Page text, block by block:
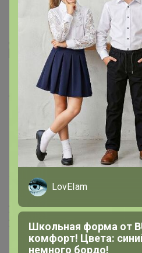
Добрый день! Нет. На эл. почту
[quote]В теме, помещённой в
новые сообщения
В теме, на которую вы
сообщения
Вас процитировали в
В форуме, на который вы
новые темы
Вам отправлено личное
Вас поблагодарили за
Удалена благодарность за
Приходят они в том случае,
уведомлений поставили
уведомлений в столбце "e-
LovEIam
Школьная форма от
комфорт! Цвета:
немного бордо!